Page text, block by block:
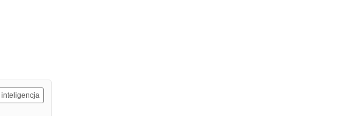
inteligencja